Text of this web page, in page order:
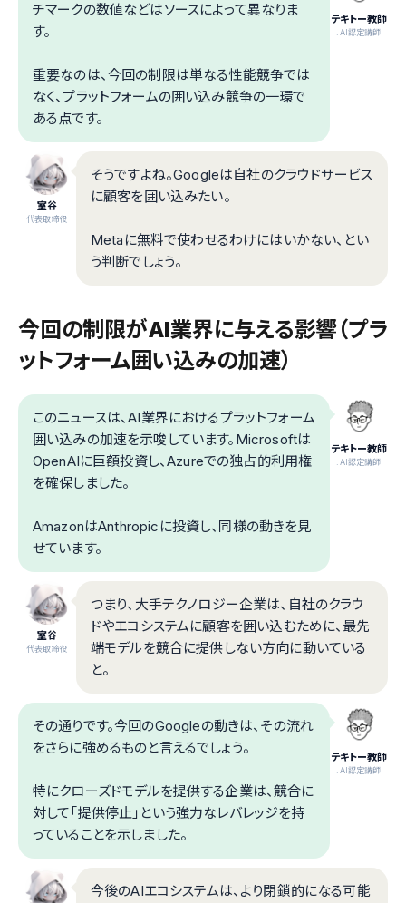
テキトー教師
.AI認定講師
チマークの数値などはソースによって異なりま
す。
重要なのは、今回の制限は単なる性能競争では
なく、プラットフォームの囲い込み競争の一環で
ある点です。
室谷
代表取締役
そうですよね。Googleは自社のクラウドサービス
に顧客を囲い込みたい。
Metaに無料で使わせるわけにはいかない、とい
う判断でしょう。
今回の制限がAI業界に与える影響（プラ
ットフォーム囲い込みの加速）
テキトー教師
.AI認定講師
このニュースは、AI業界におけるプラットフォーム
囲い込みの加速を示唆しています。Microsoftは
OpenAIに巨額投資し、Azureでの独占的利用権
を確保しました。
AmazonはAnthropicに投資し、同様の動きを見
せています。
室谷
代表取締役
つまり、大手テクノロジー企業は、自社のクラウ
ドやエコシステムに顧客を囲い込むために、最先
端モデルを競合に提供しない方向に動いている
と。
テキトー教師
.AI認定講師
その通りです。今回のGoogleの動きは、その流れ
をさらに強めるものと言えるでしょう。
特にクローズドモデルを提供する企業は、競合に
対して「提供停止」という強力なレバレッジを持
っていることを示しました。
今後のAIエコシステムは、より閉鎖的になる可能